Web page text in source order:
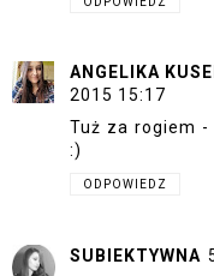
ANGELIKA
2015 15:17
Tuż za rogiem -
:)
ODPOWIEDZ
SUBIEKTYWNA